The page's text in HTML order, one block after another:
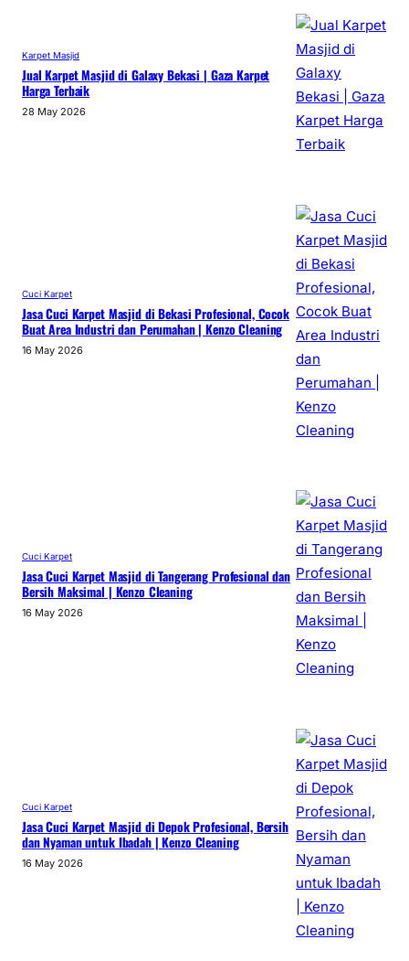
Karpet Masjid
Jual Karpet Masjid di Galaxy Bekasi | Gaza Karpet
Harga Terbaik
28 May 2026
Cuci Karpet
Jasa Cuci Karpet Masjid di Bekasi Profesional, Cocok
Buat Area Industri dan Perumahan | Kenzo Cleaning
16 May 2026
Cuci Karpet
Jasa Cuci Karpet Masjid di Tangerang Profesional dan
Bersih Maksimal | Kenzo Cleaning
16 May 2026
Cuci Karpet
Jasa Cuci Karpet Masjid di Depok Profesional, Bersih
dan Nyaman untuk Ibadah | Kenzo Cleaning
16 May 2026